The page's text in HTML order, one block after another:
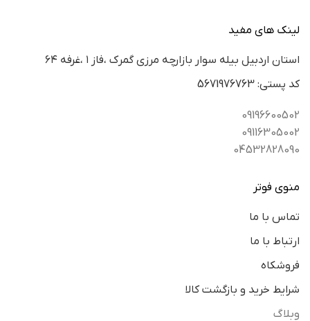
لینک های مفید
استان اردبيل بيله سوار بازارچه مرزي گمرك ،فاز ١ ،غرفه ٦٤
كد پستي: 5671976763
09196600502
09116305002
04532828090
منوی فوتر
تماس با ما
ارتباط با ما
فروشکاه
شرایط خرید و بازگشت کالا
وبلاگ